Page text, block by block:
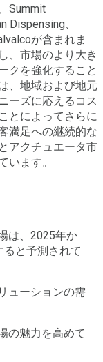
Summit
Dispensing、
が含まれま
、市場のより大き
クを強化すること
、地域および地元
ーズに応えるコス
とによってさらに
満足への継続的な
アクチュエータ市
います。
は、2025年か
ると予測されて
ューションの需
の魅力を高めて